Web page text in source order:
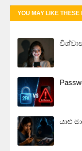
YOU MAY LIKE THESE
යාළු